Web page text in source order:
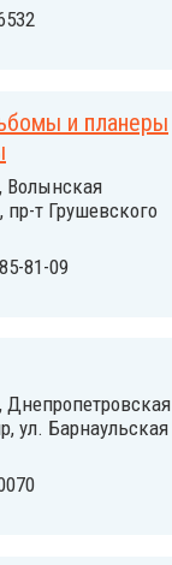
и планеры
Волынская
пр-т Грушевского
81-09
Днепропетровская
ул. Барнаульская